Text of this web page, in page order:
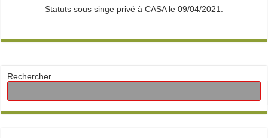
Statuts sous singe privé à CASA le 09/04/2021.
Rechercher